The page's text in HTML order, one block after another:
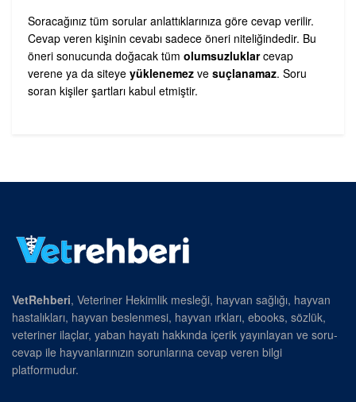
Soracağınız tüm sorular anlattıklarınıza göre cevap verilir.
Cevap veren kişinin cevabı sadece öneri niteliğindedir. Bu
öneri sonucunda doğacak tüm olumsuzluklarcevap
verene ya da siteye yüklenemez ve suçlanamaz. Soru
soran kişiler şartları kabul etmiştir.
VetRehberi, Veteriner Hekimlik mesleği, hayvan sağlığı, hayvan
hastalıkları, hayvan beslenmesi, hayvan ırkları, ebooks, sözlük,
veteriner ilaçlar, yaban hayatı hakkında içerik yayınlayan ve soru-
cevap ile hayvanlarınızın sorunlarına cevap veren bilgi
platformudur.